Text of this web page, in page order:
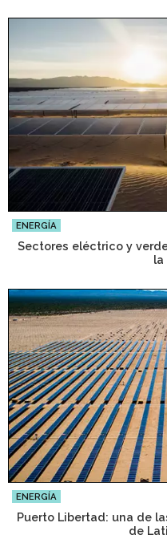
ENERGÍA
Sectores eléctrico y
la
ENERGÍA
Puerto Libertad: una de
de